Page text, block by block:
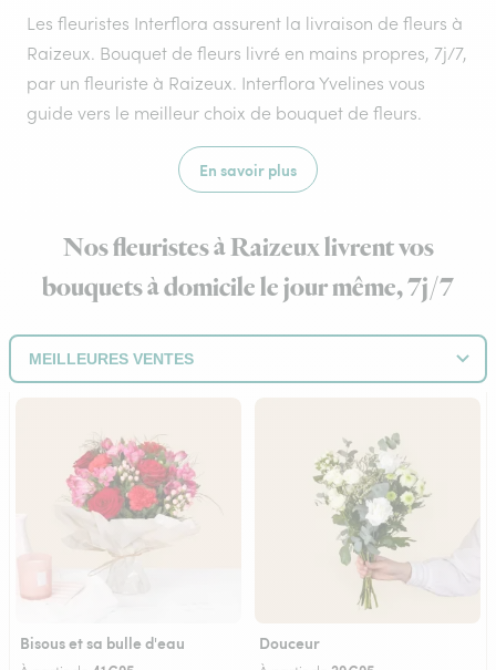
Les fleuristes Interflora assurent la livraison de fleurs à
Raizeux. Bouquet de fleurs livré en mains propres, 7j/7,
par un fleuriste à Raizeux. Interflora Yvelines vous
guide vers le meilleur choix de bouquet de fleurs.
En savoir plus
Nos fleuristes à Raizeux livrent vos
bouquets à domicile le jour même, 7j/7
Bisous et sa bulle d'eau Douceur